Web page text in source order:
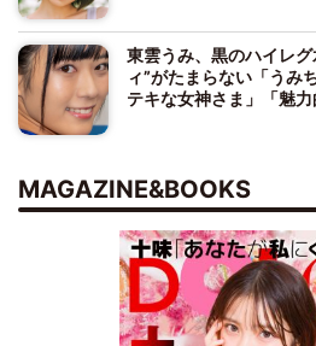
東雲うみ、黒のハイレ
ィ”がたまらない「うみ
テキな女神さま」「魅力
MAGAZINE&BOOKS